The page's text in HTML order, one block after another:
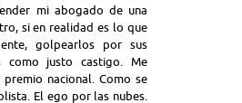
mi abogado de una
si en realidad es lo que
golpearlos por sus
como justo castigo. Me
nacional. Como se
El ego por las nubes.